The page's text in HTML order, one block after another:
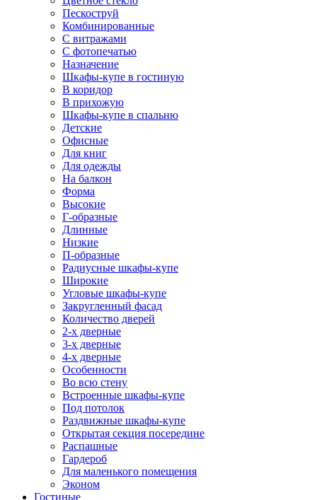
Пескоструй
Комбинированные
С витражами
С фотопечатью
Назначение
Шкафы-купе в гостиную
В коридор
В прихожую
Шкафы-купе в спальню
Детские
Офисные
Для книг
Для одежды
На балкон
Форма
Высокие
Г-образные
Длинные
Низкие
П-образные
Радиусные шкафы-купе
Широкие
Угловые шкафы-купе
Закругленный фасад
Количество дверей
2-х дверные
3-х дверные
4-х дверные
Особенности
Во всю стену
Встроенные шкафы-купе
Под потолок
Раздвижные шкафы-купе
Открытая секция посередине
Распашные
Гардероб
Для маленького помещения
Эконом
Гостиные